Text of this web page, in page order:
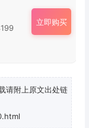
立即购买
请附上原文出处链